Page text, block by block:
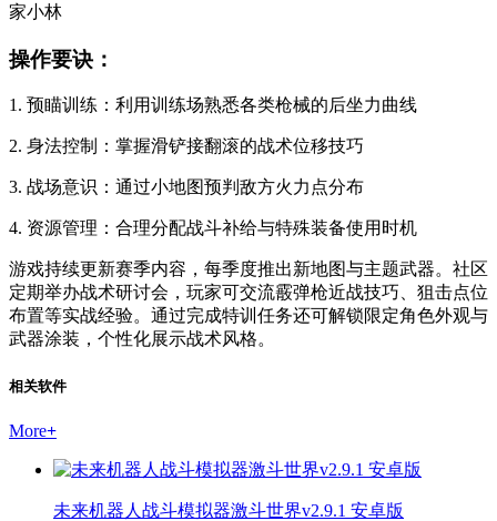
家小林
操作要诀：
1. 预瞄训练：利用训练场熟悉各类枪械的后坐力曲线
2. 身法控制：掌握滑铲接翻滚的战术位移技巧
3. 战场意识：通过小地图预判敌方火力点分布
4. 资源管理：合理分配战斗补给与特殊装备使用时机
游戏持续更新赛季内容，每季度推出新地图与主题武器。社区
定期举办战术研讨会，玩家可交流霰弹枪近战技巧、狙击点位
布置等实战经验。通过完成特训任务还可解锁限定角色外观与
武器涂装，个性化展示战术风格。
相关软件
More+
未来机器人战斗模拟器激斗世界v2.9.1 安卓版